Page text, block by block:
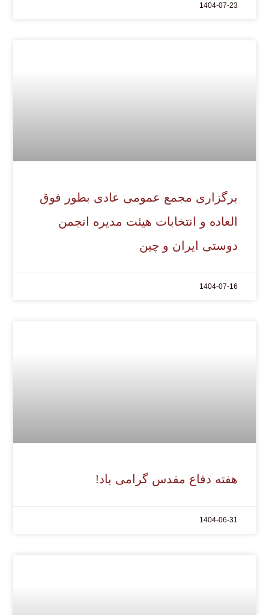
1404-07-23
برگزاری مجمع عمومی عادی بطور فوق
العاده و انتخابات هیئت مدیره انجمن
دوستی ایران و چین
1404-07-16
هفته دفاع مقدس گرامی باد!
1404-06-31